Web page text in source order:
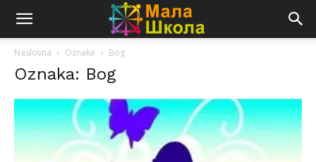
Naslovna Oznake Bog
Oznaka: Bog